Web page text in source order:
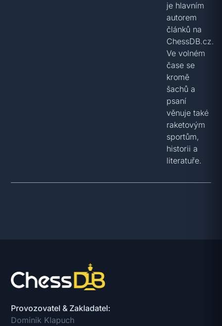
je hlavním
autorem
článků na
ChessDB.cz.
Ve volném
čase se
kromě
šachů a
psaní
věnuje také
raketovým
sportům,
historii a
literatuře.
Provozovatel & Zakladatel:
Dominik Klapuch